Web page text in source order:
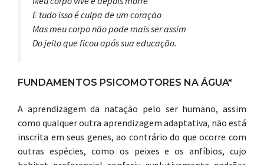
E tudo isso é culpa de um coração
Mas meu corpo não pode mais ser assim
Do jeito que ficou após sua educação.
FUNDAMENTOS PSICOMOTORES NA ÁGUA*
A aprendizagem da natação pelo ser humano, assim
como qualquer outra aprendizagem adaptativa, não está
inscrita em seus genes, ao contrário do que ocorre com
outras espécies, como os peixes e os anfíbios, cujo